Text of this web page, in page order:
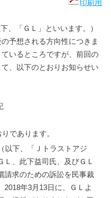
印刷用
、「ＧＬ」といいます。）
予想される方向性につきま
いるところですが、前回の
、以下のとおりお知らせい
であります。
以下、「Ｊトラストアジ
Ｌ、此下益司氏、及びＧＬ
請求のための訴訟を民事裁
2018年3月13日に、ＧＬよ